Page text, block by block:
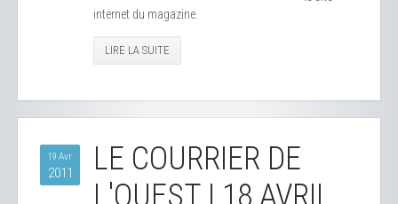
internet du magazine.
LIRE LA SUITE
19 Avr
2011
LE COURRIER DE
L'OUEST | 18 AVRIL